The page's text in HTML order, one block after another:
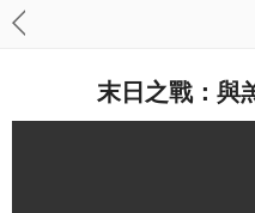
末日之戰：與